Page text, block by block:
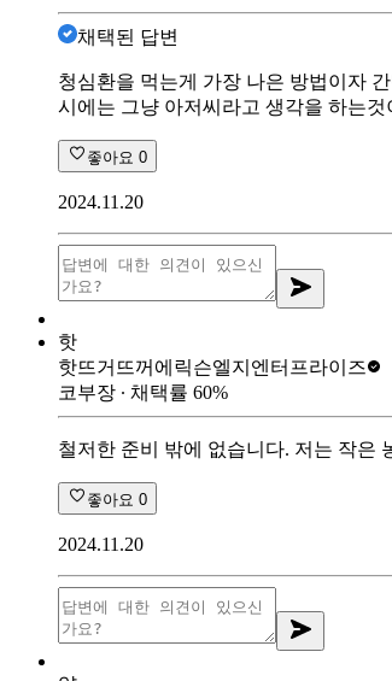
채택된 답변
청심환을 먹는게 가장 나은 방법이자
시에는 그냥 아저씨라고 생각을 하는
좋아요 0
2024.11.20
핫
핫뜨거뜨꺼 에릭슨엘지엔터프라이즈
코부장 ∙ 채택률 60%
철저한 준비 밖에 없습니다. 저는 작은
좋아요 0
2024.11.20